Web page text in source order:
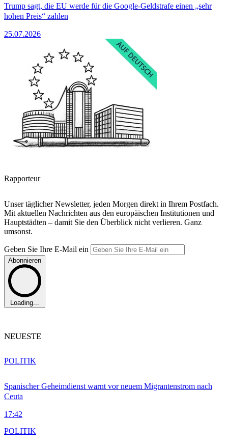
Trump sagt, die EU werde für die Google-Geldstrafe einen „sehr
hohen Preis“ zahlen
25.07.2026
Rapporteur
Unser täglicher Newsletter, jeden Morgen direkt in Ihrem Postfach.
Mit aktuellen Nachrichten aus den europäischen Institutionen und
Hauptstädten – damit Sie den Überblick nicht verlieren. Ganz
umsonst.
Geben Sie Ihre E-Mail ein
Abonnieren
Loading...
NEUESTE
Spanischer Geheimdienst warnt vor neuem Migrantenstrom nach
Ceuta
17:42
POLITIK
POLITIK